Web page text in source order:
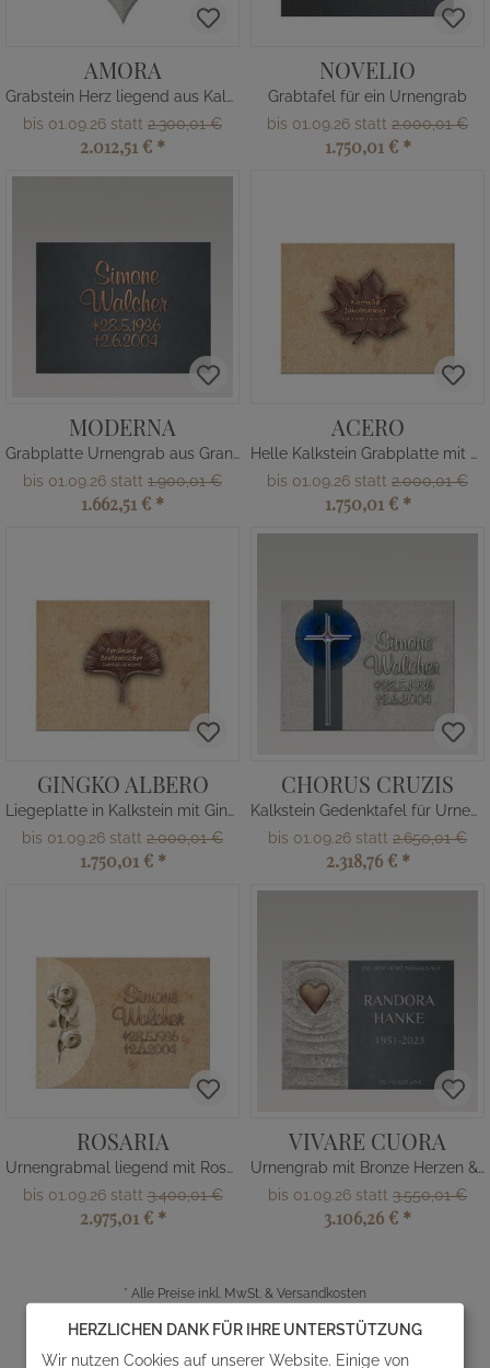
AMORA
Grabstein Herz liegend aus Kalkstein
bis 01.09.26 statt 2.300,01 €
2.012,51 € *
NOVELIO
Grabtafel für ein Urnengrab
bis 01.09.26 statt 2.000,01 €
1.750,01 € *
MODERNA
Grabplatte Urnengrab aus Granit
bis 01.09.26 statt 1.900,01 €
1.662,51 € *
ACERO
Helle Kalkstein Grabplatte mit Bronze
bis 01.09.26 statt 2.000,01 €
1.750,01 € *
GINGKO ALBERO
Liegeplatte in Kalkstein mit Gingko
bis 01.09.26 statt 2.000,01 €
1.750,01 € *
CHORUS CRUZIS
Kalkstein Gedenktafel für Urnengrab
bis 01.09.26 statt 2.650,01 €
2.318,76 € *
ROSARIA
Urnengrabmal liegend mit Rosenrelief
bis 01.09.26 statt3.400,01 €
2.975,01 € *
VIVARE CUORA
Urnengrab mit Bronze Herzen & Gravur
bis 01.09.26 statt 3.550,01 €
3.106,26 € *
* Alle Preise inkl. MwSt. & Versandkosten
36 Seite 1 von 3
HERZLICHEN DANK FÜR IHRE UNTERSTÜTZUNG
Wir nutzen Cookies auf unserer Website. Einige von